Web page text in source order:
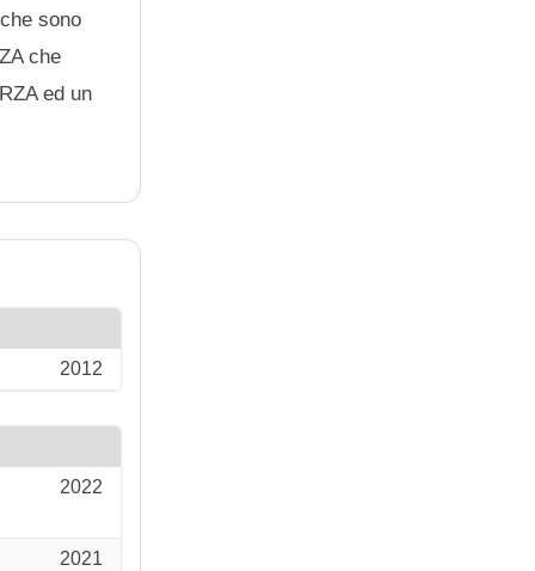
sono
che
ed un
2012
2022
2021